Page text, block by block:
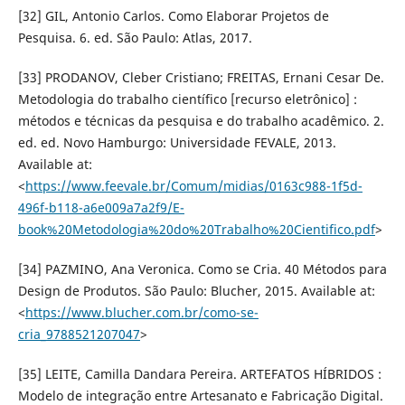
[32] GIL, Antonio Carlos. Como Elaborar Projetos de
Pesquisa. 6. ed. São Paulo: Atlas, 2017.
[33] PRODANOV, Cleber Cristiano; FREITAS, Ernani Cesar De.
Metodologia do trabalho científico [recurso eletrônico] :
métodos e técnicas da pesquisa e do trabalho acadêmico. 2.
ed. ed. Novo Hamburgo: Universidade FEVALE, 2013.
Available at:
<https://www.feevale.br/Comum/midias/0163c988-1f5d-
496f-b118-a6e009a7a2f9/E-
book%20Metodologia%20do%20Trabalho%20Cientifico.pdf>
[34] PAZMINO, Ana Veronica. Como se Cria. 40 Métodos para
Design de Produtos. São Paulo: Blucher, 2015. Available at:
<https://www.blucher.com.br/como-se-
cria_9788521207047>
[35] LEITE, Camilla Dandara Pereira. ARTEFATOS HÍBRIDOS :
Modelo de integração entre Artesanato e Fabricação Digital.